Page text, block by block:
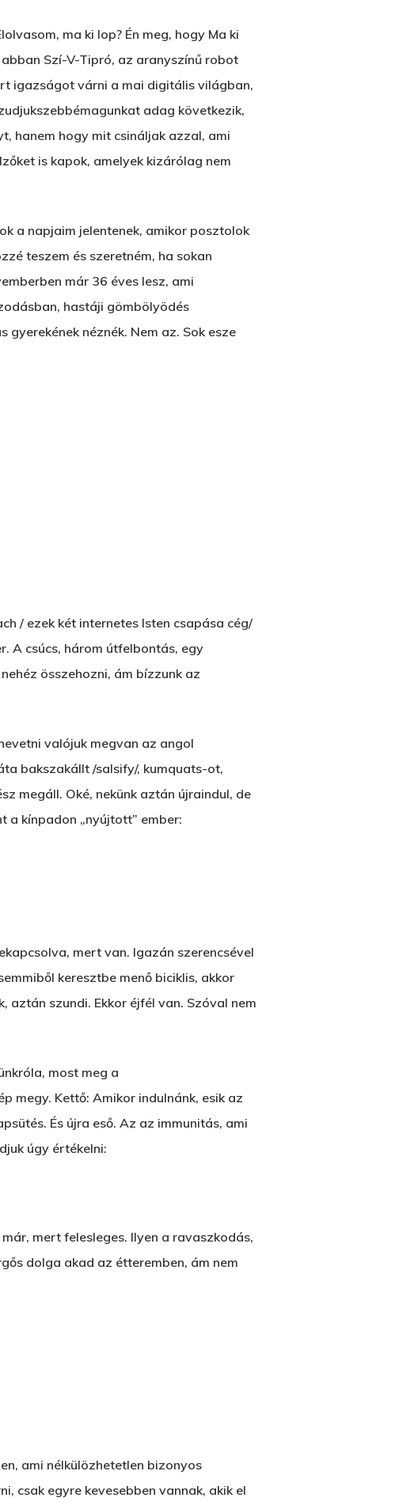
ma ki lop? Én meg, hogy Ma ki
Szí-V-Tipró, az aranyszínű robot
igazságot várni a mai digitális világban,
adag következik,
hanem hogy mit csináljak azzal, ami
is kapok, amelyek kizárólag nem
a napjaim jelentenek, amikor posztolok
teszem és szeretném, ha sokan
már 36 éves lesz, ami
hastáji gömbölyödés
néznék. Nem az. Sok esze
/ ezek két internetes Isten csapása cég/
A csúcs, három útfelbontás, egy
összehozni, ám bízzunk az
valójuk megvan az angol
bakszakállt /salsify/, kumquats-ot,
megáll. Oké, nekünk aztán újraindul, de
a kínpadon „nyújtott” ember:
mert van. Igazán szerencsével
keresztbe menő biciklis, akkor
szundi. Ekkor éjfél van. Szóval nem
most meg a
megy. Kettő: Amikor indulnánk, esik az
És újra eső. Az az immunitás, ami
úgy értékelni:
mert felesleges. Ilyen a ravaszkodás,
dolga akad az étteremben, ám nem
ami nélkülözhetetlen bizonyos
csak egyre kevesebben vannak, akik el
Wow Look At This!